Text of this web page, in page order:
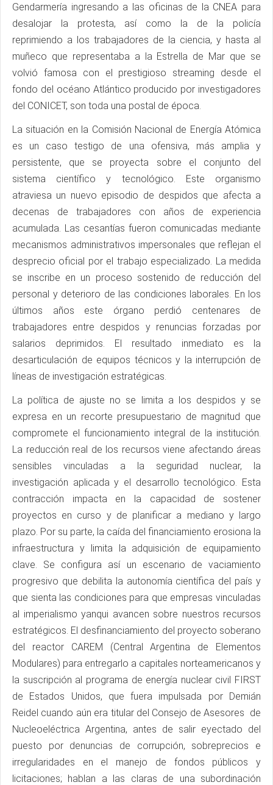
Gendarmería ingresando a las oficinas de la CNEA para
desalojar la protesta, así como la de la policía
reprimiendo a los trabajadores de la ciencia, y hasta al
muñeco que representaba a la Estrella de Mar que se
volvió famosa con el prestigioso streaming desde el
fondo del océano Atlántico producido por investigadores
del CONICET, son toda una postal de época.
La situación en la Comisión Nacional de Energía Atómica
es un caso testigo de una ofensiva, más amplia y
persistente, que se proyecta sobre el conjunto del
sistema científico y tecnológico. Este organismo
atraviesa un nuevo episodio de despidos que afecta a
decenas de trabajadores con años de experiencia
acumulada. Las cesantías fueron comunicadas mediante
mecanismos administrativos impersonales que reflejan el
desprecio oficial por el trabajo especializado. La medida
se inscribe en un proceso sostenido de reducción del
personal y deterioro de las condiciones laborales. En los
últimos años este órgano perdió centenares de
trabajadores entre despidos y renuncias forzadas por
salarios deprimidos. El resultado inmediato es la
desarticulación de equipos técnicos y la interrupción de
líneas de investigación estratégicas.
La política de ajuste no se limita a los despidos y se
expresa en un recorte presupuestario de magnitud que
compromete el funcionamiento integral de la institución.
La reducción real de los recursos viene afectando áreas
sensibles vinculadas a la seguridad nuclear, la
investigación aplicada y el desarrollo tecnológico. Esta
contracción impacta en la capacidad de sostener
proyectos en curso y de planificar a mediano y largo
plazo. Por su parte, la caída del financiamiento erosiona la
infraestructura y limita la adquisición de equipamiento
clave. Se configura así un escenario de vaciamiento
progresivo que debilita la autonomía científica del país y
que sienta las condiciones para que empresas vinculadas
al imperialismo yanqui avancen sobre nuestros recursos
estratégicos. El desfinanciamiento del proyecto soberano
del reactor CAREM (Central Argentina de Elementos
Modulares) para entregarlo a capitales norteamericanos y
la suscripción al programa de energía nuclear civil FIRST
de Estados Unidos, que fuera impulsada por Demián
Reidel cuando aún era titular del Consejo de Asesores de
Nucleoeléctrica Argentina, antes de salir eyectado del
puesto por denuncias de corrupción, sobreprecios e
irregularidades en el manejo de fondos públicos y
licitaciones; hablan a las claras de una subordinación